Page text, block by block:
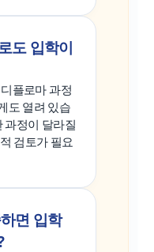
도 입학이
플로마 과정
도 열려 있습
과정이 달라질
검토가 필요
면 입학